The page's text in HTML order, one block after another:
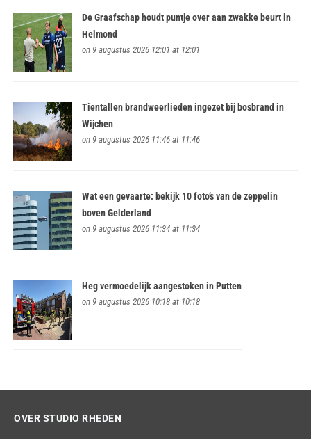
De Graafschap houdt puntje over aan zwakke beurt in
Helmond
on 9 augustus 2026 12:01 at 12:01
Tientallen brandweerlieden ingezet bij bosbrand in
Wijchen
on 9 augustus 2026 11:46 at 11:46
Wat een gevaarte: bekijk 10 foto’s van de zeppelin
boven Gelderland
on 9 augustus 2026 11:34 at 11:34
Heg vermoedelijk aangestoken in Putten
on 9 augustus 2026 10:18 at 10:18
OVER STUDIO RHEDEN